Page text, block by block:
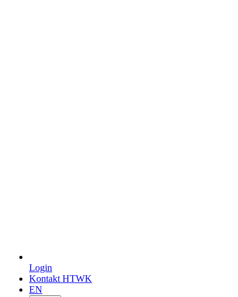
Login
Kontakt HTWK
EN